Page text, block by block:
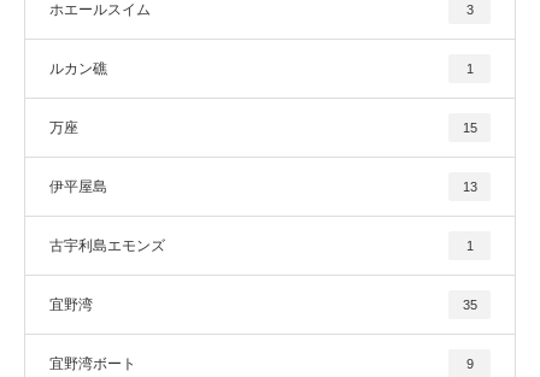
ホエールスイム 3
ルカン礁 1
万座 15
伊平屋島 13
古宇利島エモンズ 1
宜野湾 35
宜野湾ボート 9